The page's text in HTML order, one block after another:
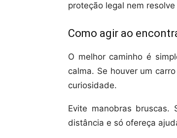
proteção legal nem
Como agir ao
O melhor caminho é
calma. Se houver um
curiosidade.
Evite manobras bruscas.
distância e só ofereça